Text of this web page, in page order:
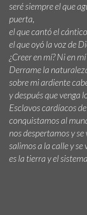
seré siempre el que
puerta,
el que cantó el
el que oyó la voz de
¿Creer en mí? Ni en
Derrame la
sobre mi ardiente
y después que venga
Esclavos cardíacos
conquistamos al
nos despertamos y
salimos a la calle y se
es la tierra y el